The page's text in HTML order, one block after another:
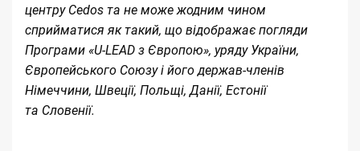
центру Cedos та не може жодним чином
сприйматися як такий, що відображає погляди
Програми «U-LEAD з Європою», уряду України,
Європейського Союзу і його держав-членів
Німеччини, Швеції, Польщі, Данії, Естонії
та Словенії.